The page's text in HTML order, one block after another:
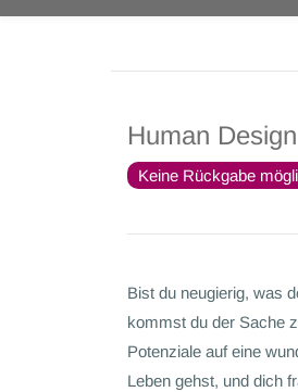
Human
Keine Rückgabe
Bist du neugierig, was
kommst du der Sache
Potenziale auf eine
Leben gehst, und dich